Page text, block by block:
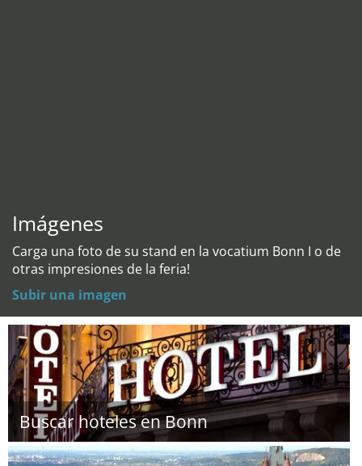
Imágenes
Carga una foto de su stand en la vocatium Bonn I o de
otras impresiones de la feria!
Subir una imagen
Buscar hoteles en Bonn